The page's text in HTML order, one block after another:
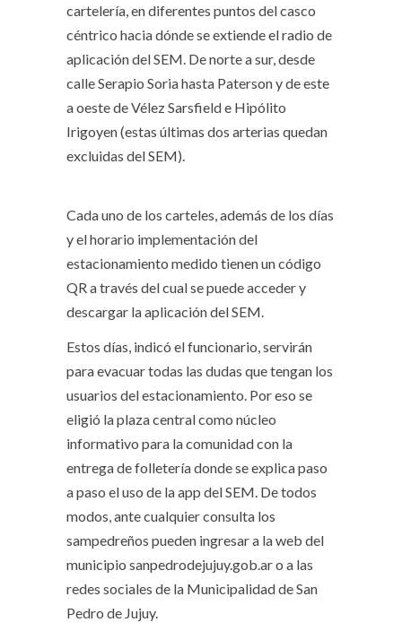
cartelería, en diferentes puntos del casco
céntrico hacia dónde se extiende el radio de
aplicación del SEM. De norte a sur, desde
calle Serapio Soria hasta Paterson y de este
a oeste de Vélez Sarsfield e Hipólito
Irigoyen (estas últimas dos arterias quedan
excluidas del SEM).
Cada uno de los carteles, además de los días
y el horario implementación del
estacionamiento medido tienen un código
QR a través del cual se puede acceder y
descargar la aplicación del SEM.
Estos días, indicó el funcionario, servirán
para evacuar todas las dudas que tengan los
usuarios del estacionamiento. Por eso se
eligió la plaza central como núcleo
informativo para la comunidad con la
entrega de folletería donde se explica paso
a paso el uso de la app del SEM. De todos
modos, ante cualquier consulta los
sampedreños pueden ingresar a la web del
municipio sanpedrodejujuy.gob.ar o a las
redes sociales de la Municipalidad de San
Pedro de Jujuy.